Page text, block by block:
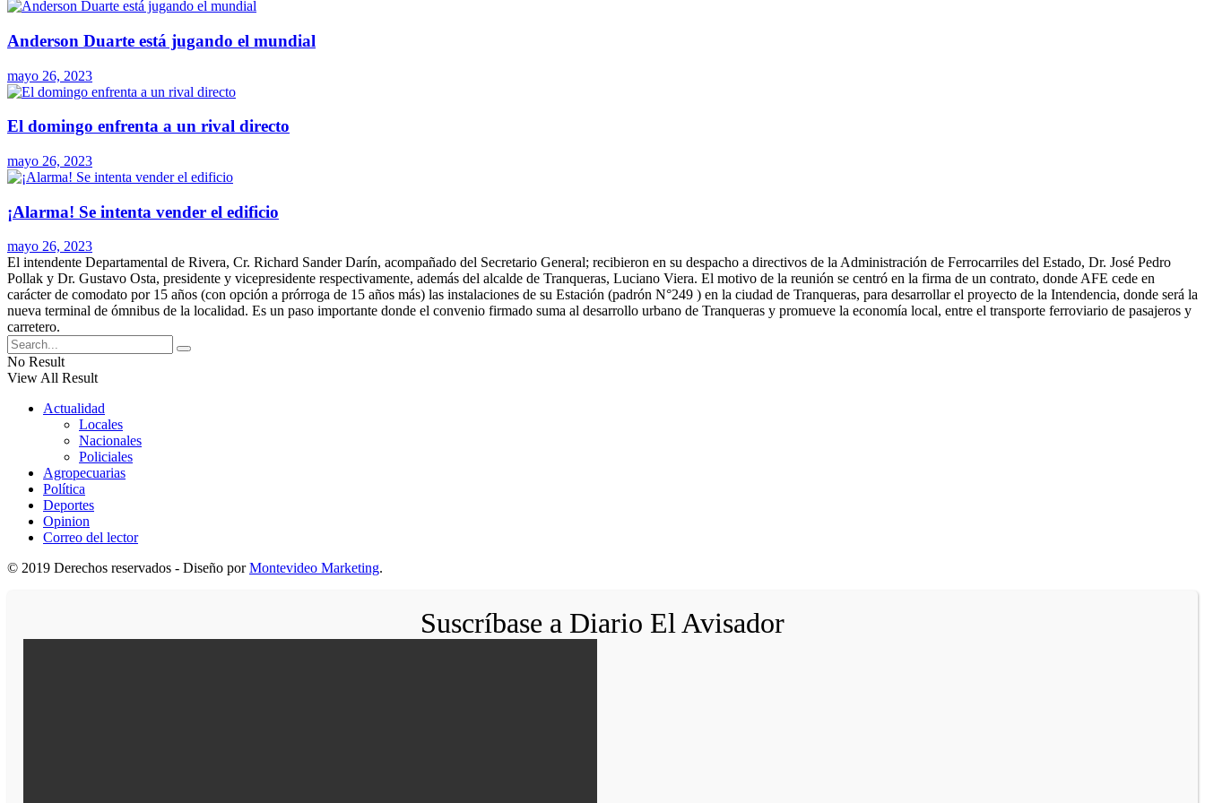
Anderson Duarte está jugando el mundial
mayo 26, 2023
El domingo enfrenta a un rival directo
mayo 26, 2023
¡Alarma! Se intenta vender el edificio
mayo 26, 2023
El intendente Departamental de Rivera, Cr. Richard Sander Darín, acompañado del Secretario General; recibieron en su despacho a directivos de la Administración de Ferrocarriles del Estado, Dr. José Pedro
Pollak y Dr. Gustavo Osta, presidente y vicepresidente respectivamente, además del alcalde de Tranqueras, Luciano Viera. El motivo de la reunión se centró en la firma de un contrato, donde AFE cede en
carácter de comodato por 15 años (con opción a prórroga de 15 años más) las instalaciones de su Estación (padrón N°249 ) en la ciudad de Tranqueras, para desarrollar el proyecto de la Intendencia, donde será la
nueva terminal de ómnibus de la localidad. Es un paso importante donde el convenio firmado suma al desarrollo urbano de Tranqueras y promueve la economía local, entre el transporte ferroviario de pasajeros y
carretero.
No Result
View All Result
Actualidad
Locales
Nacionales
Policiales
Agropecuarias
Política
Deportes
Opinion
Correo del lector
© 2019 Derechos reservados - Diseño porMontevideo Marketing.
Suscríbase a Diario El Avisador